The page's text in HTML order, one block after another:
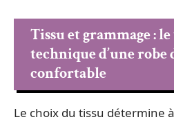
Tissu et grammage :
technique d’une
confortable
Le choix du tissu détermine